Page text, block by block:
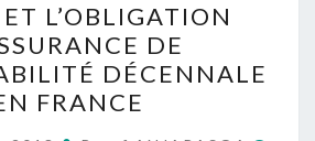
BCT
ET
L’OBLIGATION
D’ASSURANCE
L’OBLIGATION
DE
DÉCENNALE
FRANCE